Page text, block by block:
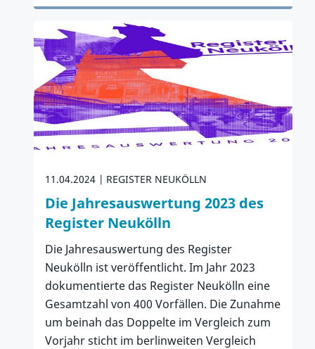
Zum Artikel
11.04.2024 REGISTER NEUKÖLLN
Die Jahresauswertung 2023 des
Register Neukölln
Die Jahresauswertung des Register
Neukölln ist veröffentlicht. Im Jahr 2023
dokumentierte das Register Neukölln eine
Gesamtzahl von 400 Vorfällen. Die Zunahme
um beinah das Doppelte im Vergleich zum
Vorjahr sticht im berlinweiten Vergleich